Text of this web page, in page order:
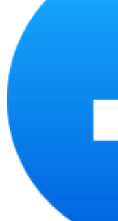
cổng USB 2.0, 1 cổng
giúp người dùng dễ
nhau như màn hình,
cho việc sử dụng máy
Giá Cả Hợp Lý và
50T G4 12JB001EVA
vừa và nhỏ. Đây là một
suất và tính năng cần
vào sản phẩm này
ban đầu mà còn giảm